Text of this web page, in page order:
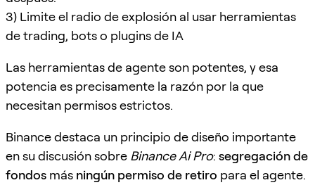
3) Limite el radio de explosión al usar herramientas
de trading, bots o plugins de IA
Las herramientas de agente son potentes, y esa
potencia es precisamente la razón por la que
necesitan permisos estrictos.
Binance destaca un principio de diseño importante
en su discusión sobre Binance Ai Pro: segregación de
fondos más ningún permiso de retiro para el agente.